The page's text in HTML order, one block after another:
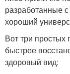
разработанные
хороший
Вот три
быстрее
здоровый вид: